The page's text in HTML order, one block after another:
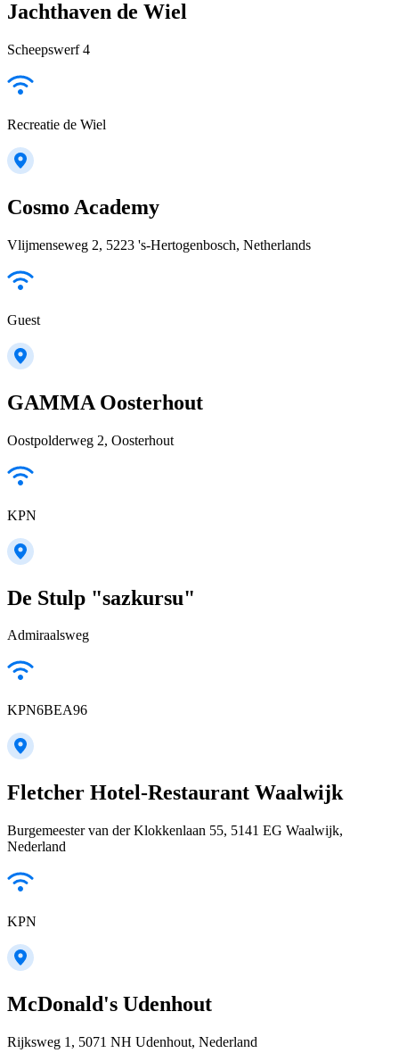
Jachthaven de Wiel
Scheepswerf 4
Recreatie de Wiel
Cosmo Academy
Vlijmenseweg 2, 5223 's-Hertogenbosch, Netherlands
Guest
GAMMA Oosterhout
Oostpolderweg 2, Oosterhout
KPN
De Stulp "sazkursu"
Admiraalsweg
KPN6BEA96
Fletcher Hotel-Restaurant Waalwijk
Burgemeester van der Klokkenlaan 55, 5141 EG Waalwijk,
Nederland
KPN
McDonald's Udenhout
Rijksweg 1, 5071 NH Udenhout, Nederland